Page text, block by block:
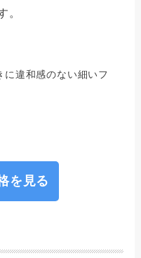
。
違和感のない細いフ
を見る